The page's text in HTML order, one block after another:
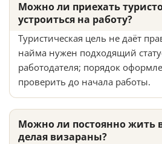
Можно ли приехать
устроиться на работу?
Туристическая цель не даёт
найма нужен подходящий
работодателя; порядок
проверить до начала работы.
Можно ли постоянно жить
делая визараны?